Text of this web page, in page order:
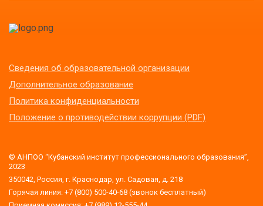
Сведения об образовательной организации
Дополнительное образование
Политика конфиденциальности
Положение о противодействии коррупции (PDF)
© АНПОО “Кубанский институт профессионального образования”,
2023
350042, Россия, г. Краснодар, ул. Садовая, д. 218
Горячая линия: +7 (800) 500-40-68 (звонок бесплатный)